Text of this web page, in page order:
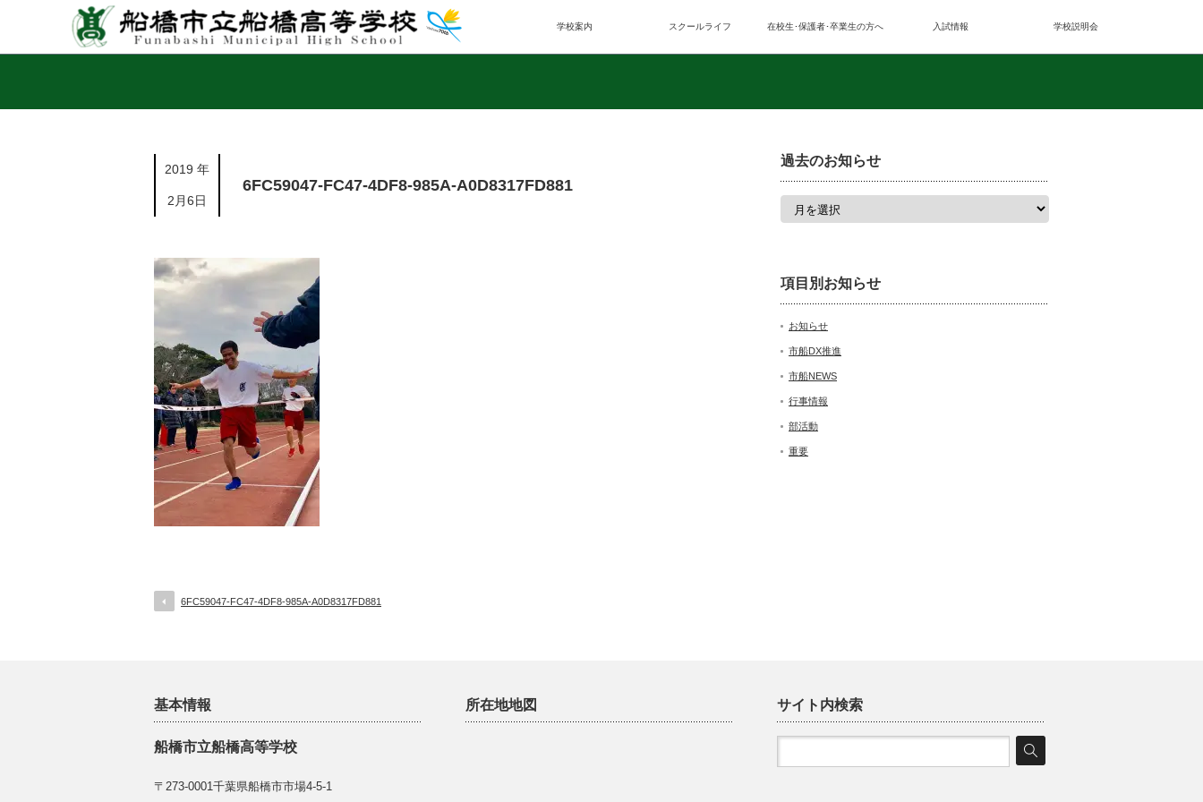
学校案内 スクールライフ 在校生･保護者･卒業生の方へ 入試情報 学校説明会
2019 年
2月6日
6FC59047-FC47-4DF8-985A-A0D8317FD881
6FC59047-FC47-4DF8-985A-A0D8317FD881
過去のお知らせ
項目別お知らせ
お知らせ
市船DX推進
市船NEWS
行事情報
部活動
重要
基本情報
船橋市立船橋高等学校
〒273-0001千葉県船橋市市場4-5-1
所在地地図 サイト内検索